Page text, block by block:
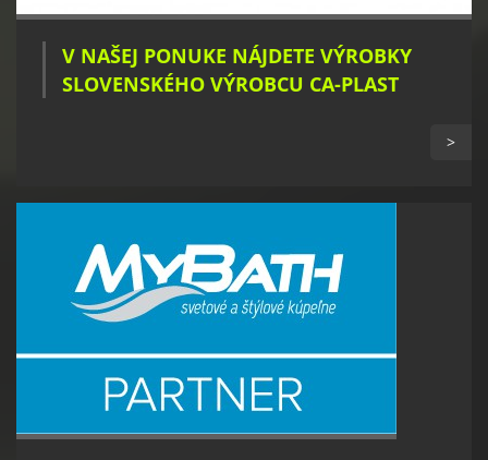
V NAŠEJ PONUKE NÁJDETE VÝROBKY
SLOVENSKÉHO VÝROBCU CA-PLAST
>